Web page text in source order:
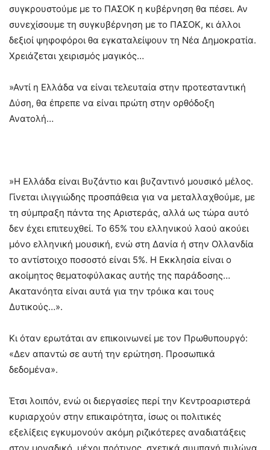
συγκρουστούμε με το ΠΑΣΟΚ η κυβέρνηση θα πέσει. Αν
συνεχίσουμε τη συγκυβέρνηση με το ΠΑΣΟΚ, κι άλλοι
δεξιοί ψηφοφόροι θα εγκαταλείψουν τη Νέα Δημοκρατία.
Χρειάζεται χειρισμός μαγικός…
»Αντί η Ελλάδα να είναι τελευταία στην προτεσταντική
Δύση, θα έπρεπε να είναι πρώτη στην ορθόδοξη
Ανατολή…
»Η Ελλάδα είναι Βυζάντιο και βυζαντινό μουσικό μέλος.
Γίνεται ιλιγγιώδης προσπάθεια για να μεταλλαχθούμε, με
τη σύμπραξη πάντα της Αριστεράς, αλλά ως τώρα αυτό
δεν έχει επιτευχθεί. Το 65% του ελληνικού λαού ακούει
μόνο ελληνική μουσική, ενώ στη Δανία ή στην Ολλανδία
το αντίστοιχο ποσοστό είναι 5%. Η Εκκλησία είναι ο
ακοίμητος θεματοφύλακας αυτής της παράδοσης…
Ακατανόητα είναι αυτά για την τρόικα και τους
Δυτικούς…».
Κι όταν ερωτάται αν επικοινωνεί με τον Πρωθυπουργό:
«Δεν απαντώ σε αυτή την ερώτηση. Προσωπικά
δεδομένα».
Έτσι λοιπόν, ενώ οι διεργασίες περί την Κεντροαριστερά
κυριαρχούν στην επικαιρότητα, ίσως οι πολιτικές
εξελίξεις εγκυμονούν ακόμη ριζικότερες αναδιατάξεις